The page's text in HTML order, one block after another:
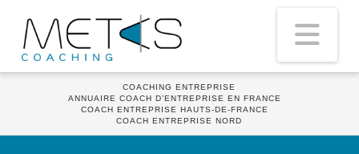
HOME
COACHING ENTREPRISE
ANNUAIRE COACH D’ENTREPRISE EN FRANCE
COACH ENTREPRISE HAUTS-DE-FRANCE
COACH ENTREPRISE NORD